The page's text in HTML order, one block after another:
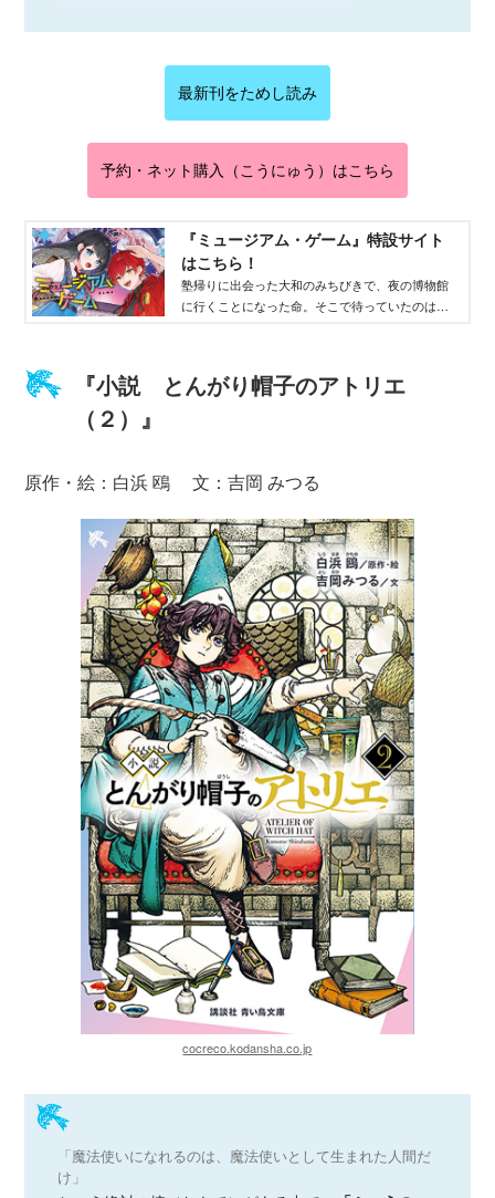
最新刊をためし読み
予約・ネット購入（こうにゅう）はこちら
『ミュージアム・ゲーム』特設サイト
はこちら！
塾帰りに出会った大和のみちびきで、夜の博物館
に行くことになった命。そこで待っていたのは、
――ナゾトキ×サバイバル！
『小説 とんがり帽子のアトリエ
（２）』
原作・絵：白浜 鴎 文：吉岡 みつる
cocreco.kodansha.co.jp
「魔法使いになれるのは、魔法使いとして生まれた人間だ
け」